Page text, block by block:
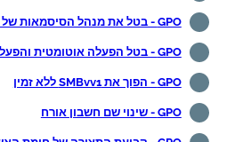
GPO - בטל את מנהל הסיסמאות של Firefox
GPO - בטל הפעלה אוטומטית והפעלה אוטומטית
GPO - הפוך את SMBvv1 ללא זמין
GPO - שינוי שם חשבון אורח